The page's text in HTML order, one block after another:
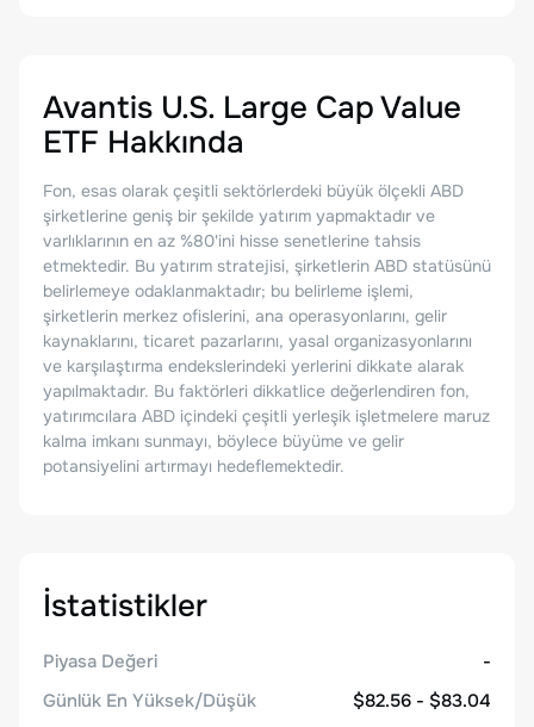
Avantis U.S. Large Cap Value
ETF Hakkında
Fon, esas olarak çeşitli sektörlerdeki büyük ölçekli ABD
şirketlerine geniş bir şekilde yatırım yapmaktadır ve
varlıklarının en az %80'ini hisse senetlerine tahsis
etmektedir. Bu yatırım stratejisi, şirketlerin ABD statüsünü
belirlemeye odaklanmaktadır; bu belirleme işlemi,
şirketlerin merkez ofislerini, ana operasyonlarını, gelir
kaynaklarını, ticaret pazarlarını, yasal organizasyonlarını
ve karşılaştırma endekslerindeki yerlerini dikkate alarak
yapılmaktadır. Bu faktörleri dikkatlice değerlendiren fon,
yatırımcılara ABD içindeki çeşitli yerleşik işletmelere maruz
kalma imkanı sunmayı, böylece büyüme ve gelir
potansiyelini artırmayı hedeflemektedir.
İstatistikler
Piyasa Değeri
-
Günlük En Yüksek/Düşük
$82.56 - $83.04